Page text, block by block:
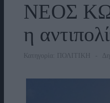
ΝΕΟΣ
η
Κατηγορία: ΠΟΛΙΤΙΚΗ